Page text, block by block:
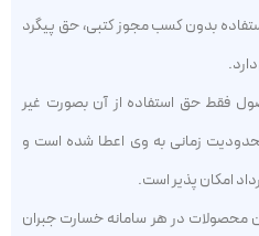
بدون کسب مجوز کتبی، حق پیگرد
فقط حق استفاده از آن بصورت غیر
زمانی به وی اعطا شده است و
امکان پذیر است.
محصولات در هر سامانه خسارت جبران